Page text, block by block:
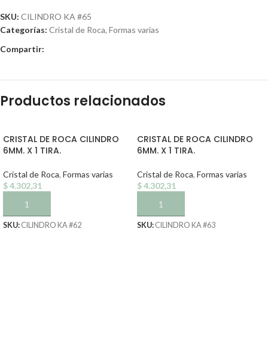
SKU: CILINDRO KA #65
Categorías: Cristal de Roca, Formas varias
Compartir:
Productos relacionados
CRISTAL DE ROCA CILINDRO
6MM. X 1 TIRA.
Cristal de Roca, Formas varias
$4.302,31
AÑADIR AL CARRITO
SKU: CILINDRO KA #62
CRISTAL DE ROCA CILINDRO
6MM. X 1 TIRA.
Cristal de Roca, Formas varias
$4.302,31
AÑADIR AL CARRITO
SKU: CILINDRO KA #63